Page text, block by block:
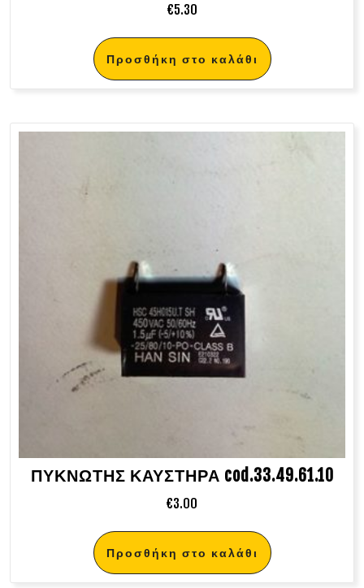
€5.30
Προσθήκη στο καλάθι
ΠΥΚΝΩΤΗΣ ΚΑΥΣΤΗΡΑ cod.33.49.61.10
€3.00
Προσθήκη στο καλάθι